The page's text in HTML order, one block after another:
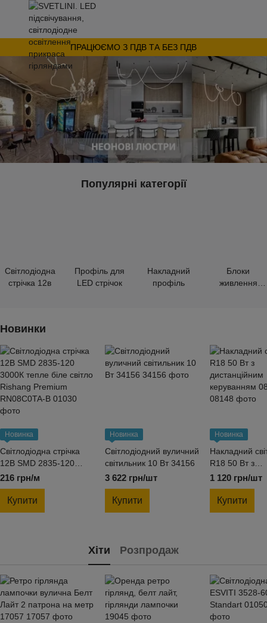
ПРАЦЮЄМО З ПДВ ТА БЕЗ ПДВ
Популярні категорії
Світлодіодна
стрічка 12в
Профіль для
LED стрічок
Накладний
профіль
Блоки
живлення
Новинки
Новинка
Світлодіодна стрічка
12В SMD 2835-120
3000К тепле біле світло
Rishang Premium
RN08C0TA-B
216 грн/м
Купити
Новинка
Світлодіодний вуличний
світильник 10 Вт 34156
3 622 грн/шт
Купити
Новинка
Накладний
R18 50 Вт з
дистанційним
керуванням
1 120 грн/шт
Купити
Хіти Розпродаж